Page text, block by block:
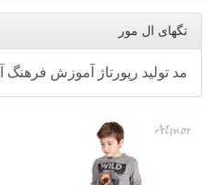
تگهای ال مور
مد تولید رپورتاژ آموزش فرهنگ